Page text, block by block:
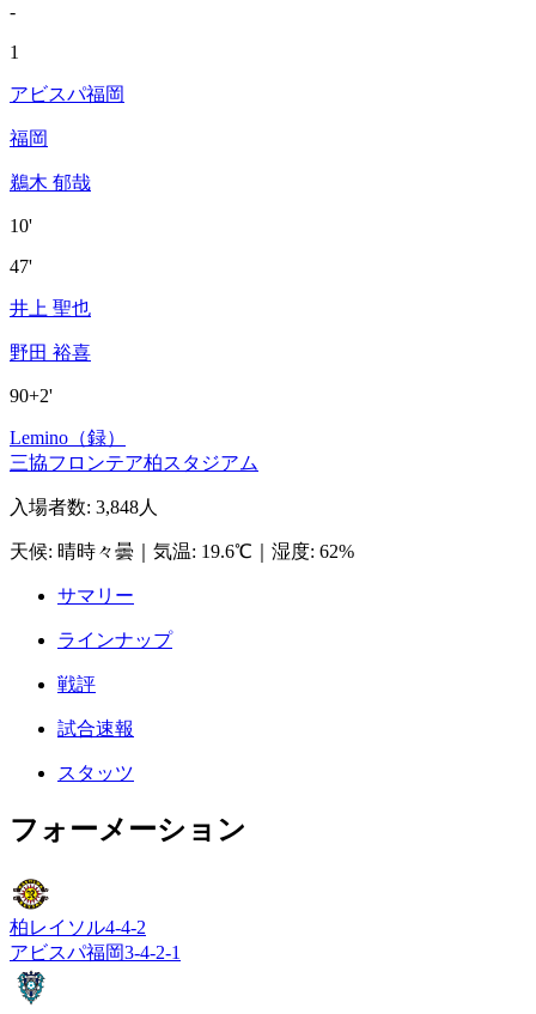
-
1
アビスパ福岡
福岡
鵜木 郁哉
10'
47'
井上 聖也
野田 裕喜
90+2'
Lemino（録）
三協フロンテア柏スタジアム
入場者数: 3,848人
天候: 晴時々曇 気温: 19.6℃ 湿度: 62%
サマリー
ラインナップ
戦評
試合速報
スタッツ
フォーメーション
柏レイソル4-4-2
アビスパ福岡3-4-2-1